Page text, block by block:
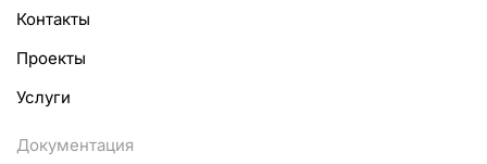
Контакты
Проекты
Услуги
Документация